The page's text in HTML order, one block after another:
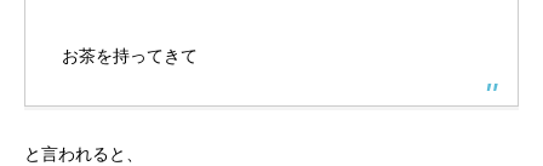
お茶を持ってきて
と言われると、